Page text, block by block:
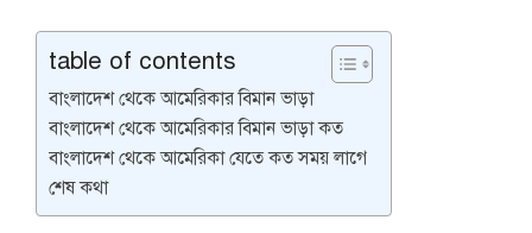
table of contents
বাংলাদেশ থেকে আমেরিকার বিমান ভাড়া
বাংলাদেশ থেকে আমেরিকার বিমান ভাড়া কত
বাংলাদেশ থেকে আমেরিকা যেতে কত সময় লাগে
শেষ কথা